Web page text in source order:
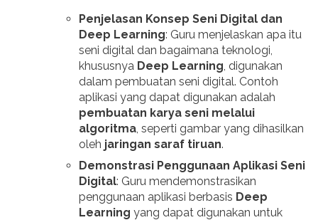
Penjelasan Konsep Seni Digital dan
Deep Learning: Guru menjelaskan apa itu
seni digital dan bagaimana teknologi,
khususnya Deep Learning , digunakan
dalam pembuatan seni digital. Contoh
aplikasi yang dapat digunakan adalah
pembuatan karya seni melalui
algoritma , seperti gambar yang dihasilkan
oleh jaringan saraf tiruan.
Demonstrasi Penggunaan Aplikasi Seni
Digital: Guru mendemonstrasikan
penggunaan aplikasi berbasis Deep
Learning yang dapat digunakan untuk